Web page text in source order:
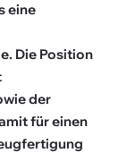
eine
Die Position
der
für einen